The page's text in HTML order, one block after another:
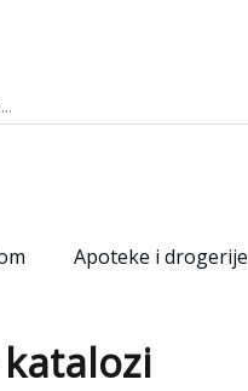
Apoteke i drogerije